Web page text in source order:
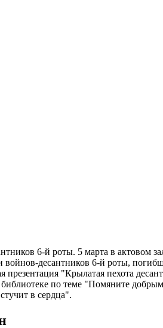
6-й роты. 5 марта в актовом
десантников 6-й роты,
презентация "Крылатая пехота
по теме "Помяните
в сердца".